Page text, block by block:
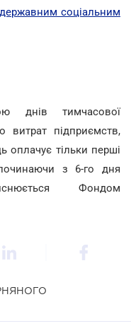
соціальним
днів тимчасової
витрат підприємств,
оплачує тільки перші
з 6-го дня
Фондом